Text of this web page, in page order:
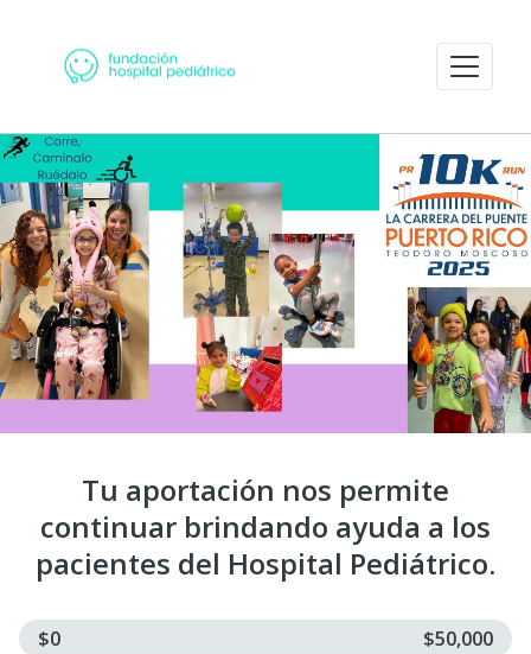
Tu aportación nos permite
continuar brindando ayuda a los
pacientes del Hospital Pediátrico.
$0 $50,000